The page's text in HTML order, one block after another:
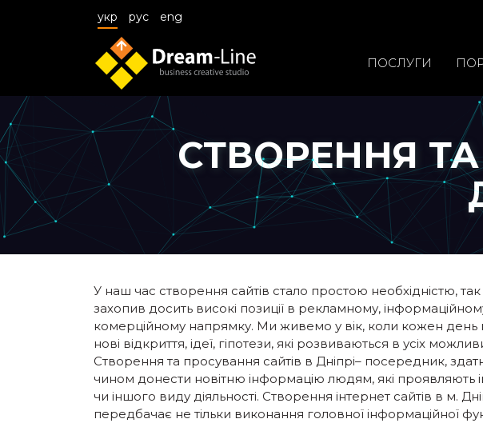
укр рус eng
ПОСЛУГИ
СТВОРЕННЯ
У наш час створення сайтів стало простою необхідністю, так
захопив досить високі позиції в рекламному,
комерційному напрямку. Ми живемо у вік, коли кожен день
нові відкриття, ідеї, гіпотези, які розвиваються в усіх
Створення та просування сайтів в Дніпрі– посередник,
чином донести новітню інформацію людям, які проявляють
чи іншого виду діяльності. Створення інтернет сайтів в м.
передбачає не тільки виконання головної інформаційної